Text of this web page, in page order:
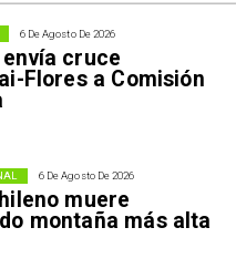
6 De Agosto De 2026
envía cruce
Flores a Comisión
6 De Agosto De 2026
muere
montaña más alta